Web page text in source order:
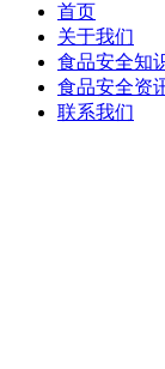
首页
关于我们
食品安全知
食品安全资
联系我们